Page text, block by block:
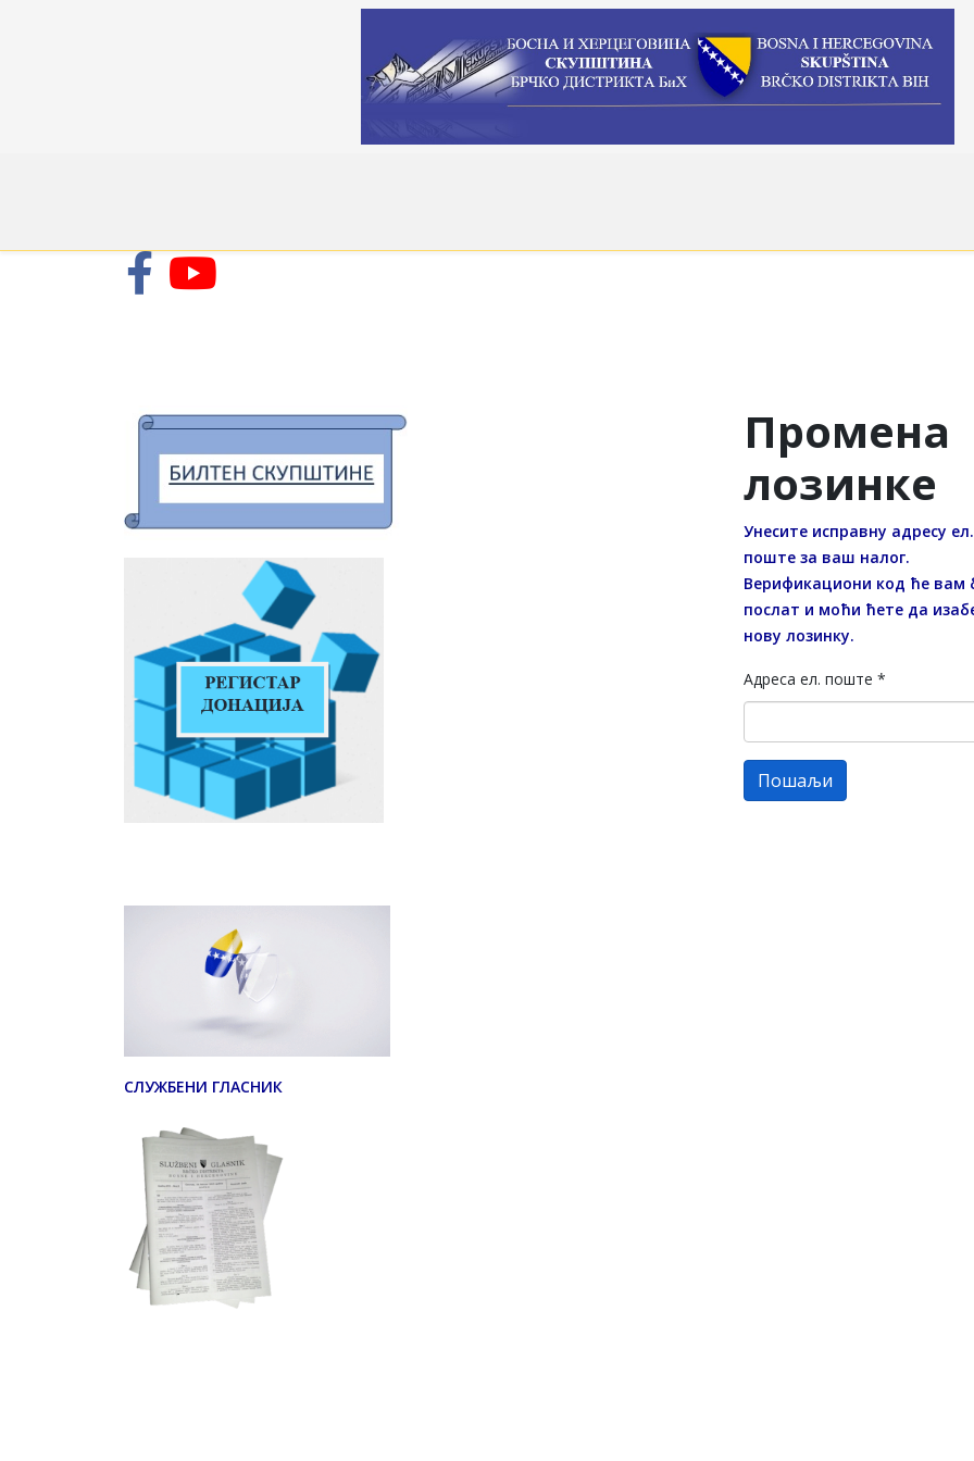
СЛУЖБЕНИ ГЛАСНИК
Промена
лозинке
Унесите исправну адресу ел.
поште за ваш налог.
Верификациони код ће вам
послат и моћи ћете да
нову лозинку.
Адреса ел. поште *
Пошаљи